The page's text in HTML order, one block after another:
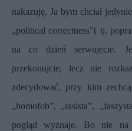
nakazuję. Ja bym chciał
„political correctness”( tj.
na co dzień serwujecie.
przekonujcie, lecz nie
zdecydować, przy kim
„homofob”, „rasista”,
pogląd wyznaje. Bo nie na